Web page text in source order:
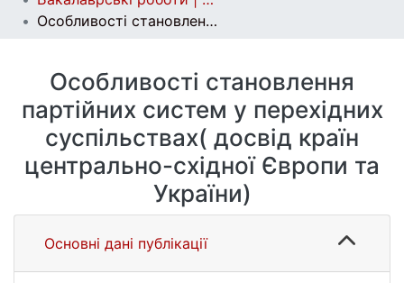
Особливості становлення партійних систем у перехідних суспільствах( досвід країн центрально-східної Європи та України)
Особливості становлення
партійних систем у перехідних
суспільствах( досвід країн
центрально-східної Європи та
України)
Основні дані публікації